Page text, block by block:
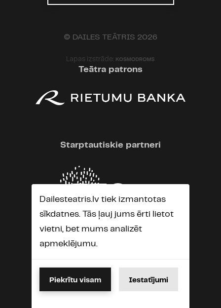
© DAILES TEĀTRIS 2026
Lapas izstrāde:
Teātra patrons
Starptautiskie partneri
Dailesteatris.lv tiek izmantotas
sīkdatnes. Tās ļauj jums ērti lietot
vietni, bet mums analizēt
apmeklējumu.
Piekrītu visam Iestatījumi